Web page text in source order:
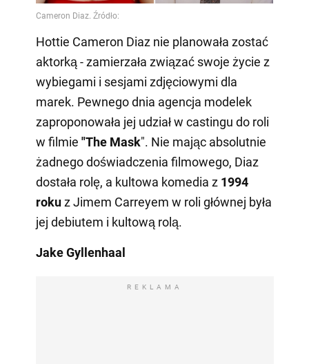
Hottie Cameron Diaz nie planowała zostać
aktorką - zamierzała związać swoje życie z
wybiegami i sesjami zdjęciowymi dla
marek. Pewnego dnia agencja modelek
zaproponowała jej udział w castingu do roli
w filmie "The Mask". Nie mając absolutnie
żadnego doświadczenia filmowego, Diaz
dostała rolę, a kultowa komedia z 1994
rokuz Jimem Carreyem w roli głównej była
jej debiutem i kultową rolą.
Jake Gyllenhaal
REKLAMA